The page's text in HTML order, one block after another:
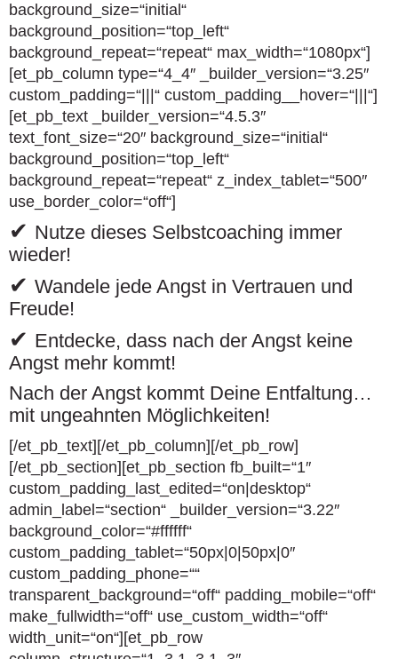
background_size=“initial“
background_position=“top_left“
background_repeat=“repeat“ max_width=“1080px“]
[et_pb_column type=“4_4″ _builder_version=“3.25″
custom_padding=“|||“ custom_padding__hover=“|||“]
[et_pb_text _builder_version=“4.5.3″
text_font_size=“20″ background_size=“initial“
background_position=“top_left“
background_repeat=“repeat“ z_index_tablet=“500″
use_border_color=“off“]
✔ Nutze dieses Selbstcoaching immer
wieder!
✔ Wandele jede Angst in Vertrauen und
Freude!
✔ Entdecke, dass nach der Angst keine
Angst mehr kommt!
Nach der Angst kommt Deine Entfaltung…
mit ungeahnten Möglichkeiten!
[/et_pb_text][/et_pb_column][/et_pb_row]
[/et_pb_section][et_pb_section fb_built=“1″
custom_padding_last_edited=“on|desktop“
admin_label=“section“ _builder_version=“3.22″
background_color=“#ffffff“
custom_padding_tablet=“50px|0|50px|0″
custom_padding_phone=““
transparent_background=“off“ padding_mobile=“off“
make_fullwidth=“off“ use_custom_width=“off“
width_unit=“on“][et_pb_row